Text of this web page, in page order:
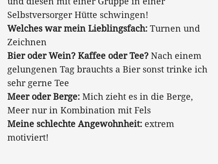
Selbstversorger Hütte schwingen!
Welches war mein Lieblingsfach: Turnen und
Zeichnen
Bier oder Wein? Kaffee oder Tee? Nach einem
gelungenen Tag brauchts a Bier sonst trinke ich
sehr gerne Tee
Meer oder Berge: Mich zieht es in die Berge,
Meer nur in Kombination mit Fels
Meine schlechte Angewohnheit: extrem
motiviert!